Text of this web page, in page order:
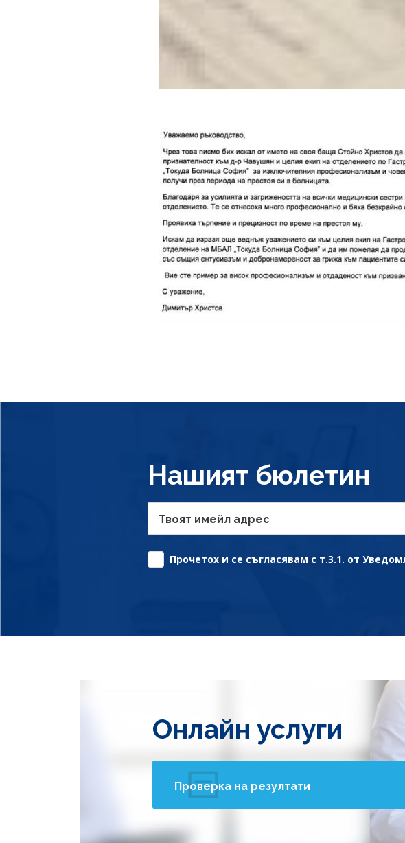
Нашият бюлетин
Твоят имейл адрес
Прочетох и се съгласявам с т.3.1. от
Онлайн услуги
Проверка на резултати